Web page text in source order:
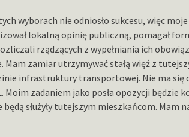
wyborach nie odniosło sukcesu, więc
lokalną opinię publiczną, pomagał
rządzących z wypełniania ich
Mam zamiar utrzymywać stałą więź z
infrastruktury transportowej. Nie ma się
Moim zadaniem jako posła opozycji
służyły tutejszym mieszkańcom. Mam